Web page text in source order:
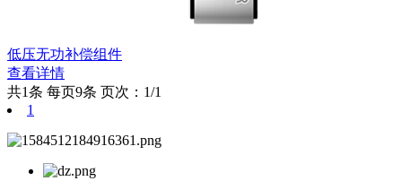
低压无功补偿组件
查看详情
共1条 每页9条 页次：1/1
1